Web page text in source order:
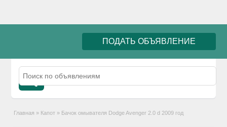
ПОДАТЬ ОБЪЯВЛЕНИЕ
Главная » Капот » Бачок омывателя Dodge Avenger 2.0 d 2009 год